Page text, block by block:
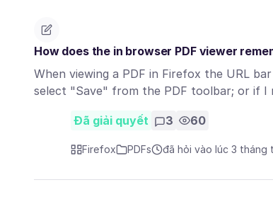
How does the in browser PDF viewer
When viewing a PDF in Firefox the URL
select "Save" from the PDF toolbar; or if I
Đã giải quyết 3 60
Firefox PDFs đã hỏi vào lúc 3 tháng